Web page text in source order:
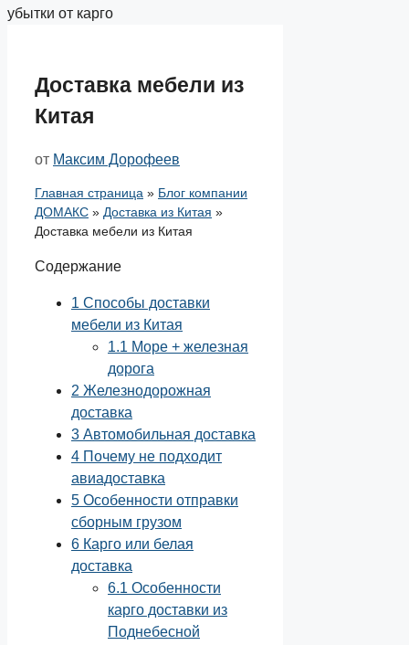
убытки от карго
Доставка мебели из
Китая
от Максим Дорофеев
Главная страница » Блог компании
ДОМАКС » Доставка из Китая »
Доставка мебели из Китая
Содержание
1 Способы доставки
мебели из Китая
1.1 Море + железная
дорога
2 Железнодорожная
доставка
3 Автомобильная доставка
4 Почему не подходит
авиадоставка
5 Особенности отправки
сборным грузом
6 Карго или белая
доставка
6.1 Особенности
карго доставки из
Поднебесной